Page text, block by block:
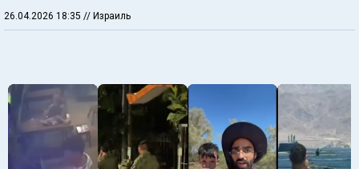
26.04.2026 18:35 // Израиль